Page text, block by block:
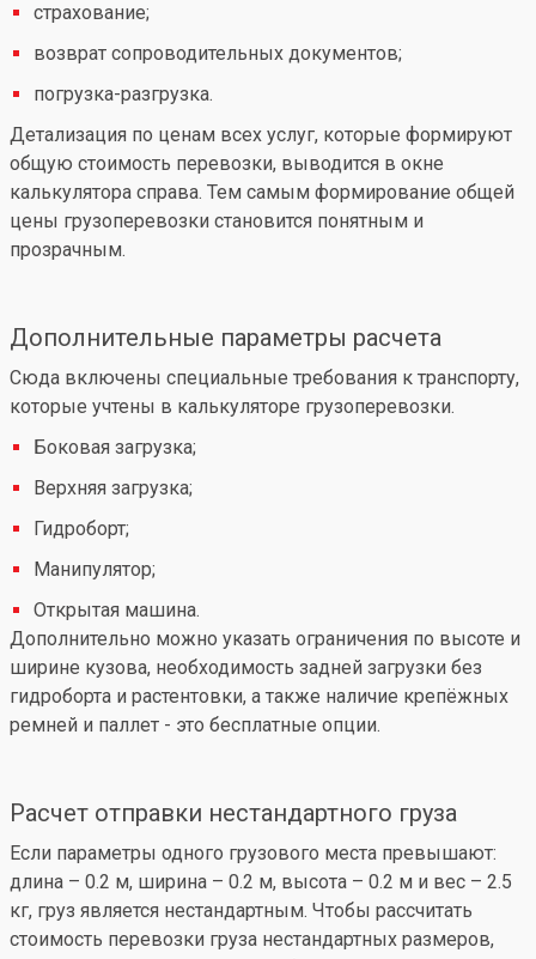
страхование;
возврат сопроводительных документов;
погрузка-разгрузка.
Детализация по ценам всех услуг, которые формируют
общую стоимость перевозки, выводится в окне
калькулятора справа. Тем самым формирование общей
цены грузоперевозки становится понятным и
прозрачным.
Дополнительные параметры расчета
Сюда включены специальные требования к транспорту,
которые учтены в калькуляторе грузоперевозки.
Боковая загрузка;
Верхняя загрузка;
Гидроборт;
Манипулятор;
Открытая машина.
Дополнительно можно указать ограничения по высоте и
ширине кузова, необходимость задней загрузки без
гидроборта и растентовки, а также наличие крепёжных
ремней и паллет - это бесплатные опции.
Расчет отправки нестандартного груза
Если параметры одного грузового места превышают:
длина – 0.2 м, ширина – 0.2 м, высота – 0.2 м и вес – 2.5
кг, груз является нестандартным. Чтобы рассчитать
стоимость перевозки груза нестандартных размеров,